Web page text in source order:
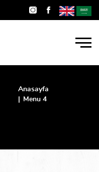
Anasayfa
Menu 4